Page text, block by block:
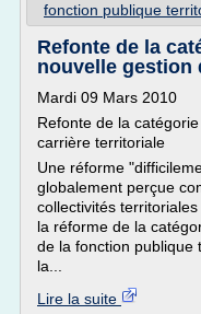
fonction publique
Refonte de la
nouvelle gestion
Mardi 09 Mars 2010
Refonte de la
carrière territoriale
Une réforme
globalement perçue
collectivités
la réforme de la
de la fonction publique
la...
Lire la suite